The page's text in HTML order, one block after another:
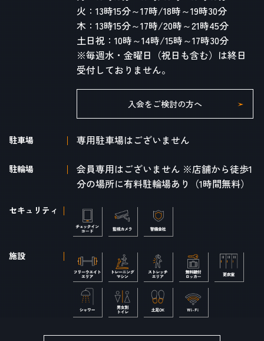
火：13時15分～17時/18時～19時30分
木：13時15分～17時/20時～21時45分
土日祝：10時～14時/15時～17時30分
※毎週水・金曜日（祝日も含む）は終日
受付しておりません。
入会をご検討の方へ
駐車場 専用駐車場はございません
駐輪場
会員専用はございません ※店舗から徒歩1
分の場所に有料駐輪場あり（1時間無料）
セキュリティ
施設